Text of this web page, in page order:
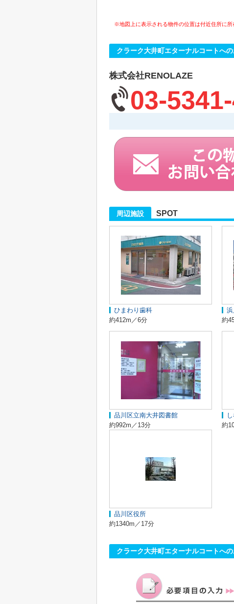
※地図上に表示される物件の位置は付近住所に所
クラーク大井町エターナルコートへ
株式会社RENOLAZE
03-
周辺施設 SPOT
ひまわり歯科
約412m／6分
約
品川区立南大井図書館
約992m／13分
約
品川区役所
約1340m／17分
クラーク大井町エターナルコートへ